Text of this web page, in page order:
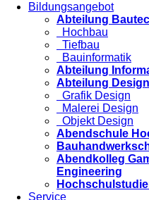
Bildungsangebot
Abteilung
Hochbau
Tiefbau
Bauinformatik
Abteilung
Abteilung Design
Grafik Design
Malerei Design
Objekt Design
Abendschule
Abendkolleg
Engineering
Service